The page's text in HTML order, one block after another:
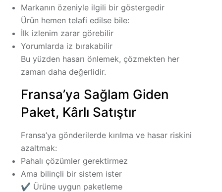
Markanın özeniyle ilgili bir göstergedir
Ürün hemen telafi edilse bile:
İlk izlenim zarar görebilir
Yorumlarda iz bırakabilir
Bu yüzden hasarı önlemek, çözmekten her
zaman daha değerlidir.
Fransa’ya Sağlam Giden
Paket, Kârlı Satıştır
Fransa’ya gönderilerde kırılma ve hasar riskini
azaltmak:
Pahalı çözümler gerektirmez
Ama bilinçli bir sistem ister
✔ Ürüne uygun paketleme